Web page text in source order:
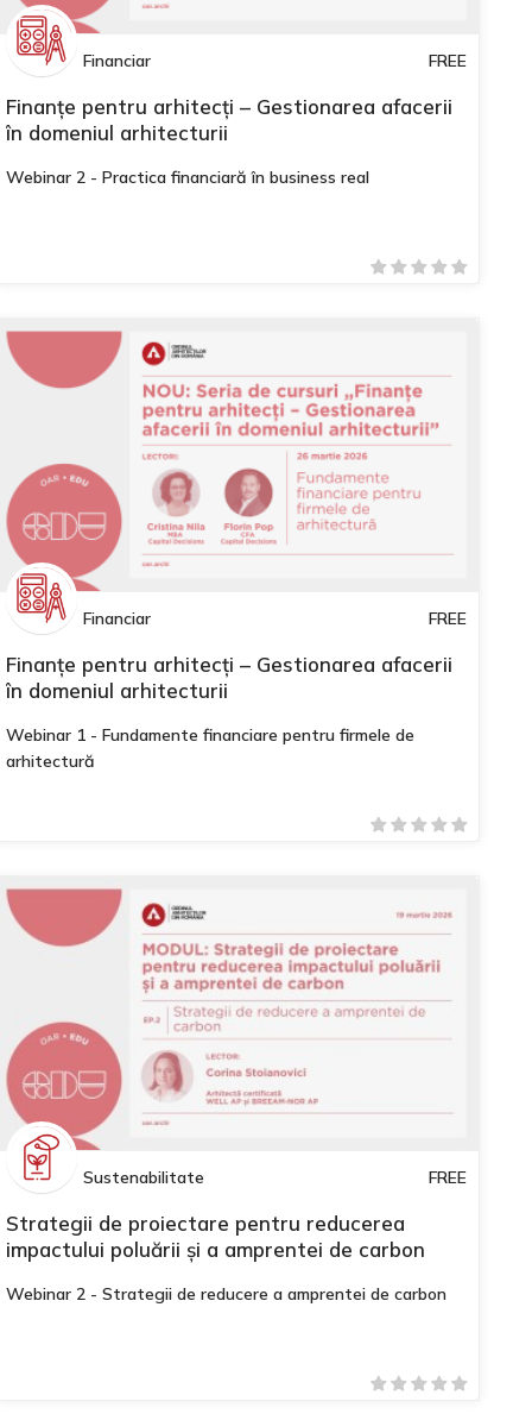
Financiar FREE
Finanțe pentru arhitecți – Gestionarea afacerii
în domeniul arhitecturii
Webinar 2 - Practica financiară în business real
Financiar FREE
Finanțe pentru arhitecți – Gestionarea afacerii
în domeniul arhitecturii
Webinar 1 - Fundamente financiare pentru firmele de
arhitectură
Sustenabilitate FREE
Strategii de proiectare pentru reducerea
impactului poluării și a amprentei de carbon
Webinar 2 - Strategii de reducere a amprentei de carbon